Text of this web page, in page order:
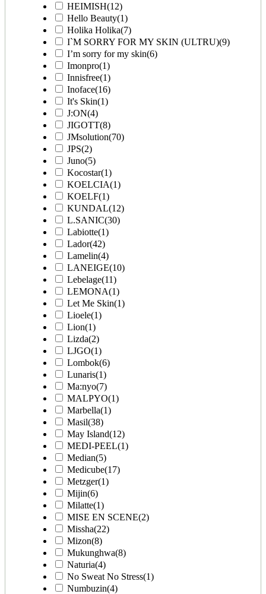
HEIMISH(12)
Hello Beauty(1)
Holika Holika(7)
I`M SORRY FOR MY SKIN (ULTRU)(9)
I’m sorry for my skin(6)
Imonpro(1)
Innisfree(1)
Inoface(16)
It's Skin(1)
J:ON(4)
JIGOTT(8)
JMsolution(70)
JPS(2)
Juno(5)
Kocostar(1)
KOELCIA(1)
KOELF(1)
KUNDAL(12)
L.SANIC(30)
Labiotte(1)
Lador(42)
Lamelin(4)
LANEIGE(10)
Lebelage(11)
LEMONA(1)
Let Me Skin(1)
Lioele(1)
Lion(1)
Lizda(2)
LJGO(1)
Lombok(6)
Lunaris(1)
Ma:nyo(7)
MALPYO(1)
Marbella(1)
Masil(38)
May Island(12)
MEDI-PEEL(1)
Median(5)
Medicube(17)
Metzger(1)
Mijin(6)
Milatte(1)
MISE EN SCENE(2)
Missha(22)
Mizon(8)
Mukunghwa(8)
Naturia(4)
No Sweat No Stress(1)
Numbuzin(4)